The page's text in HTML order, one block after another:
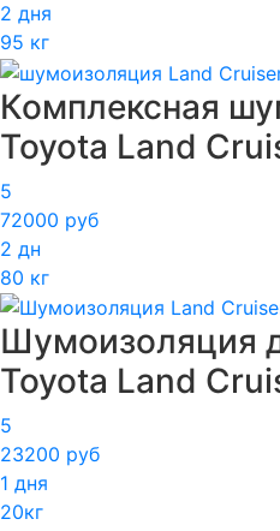
2 дня
95 кг
Комплексная
Toyota Land
5
72000 руб
2 дн
80 кг
Шумоизоляция
Toyota Land
5
23200 руб
1 дня
20кг